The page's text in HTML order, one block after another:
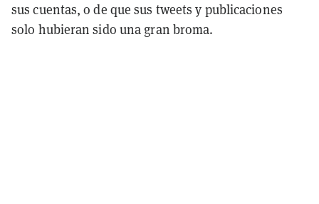
sus cuentas, o de que sus tweets y publicaciones
solo hubieran sido una gran broma.